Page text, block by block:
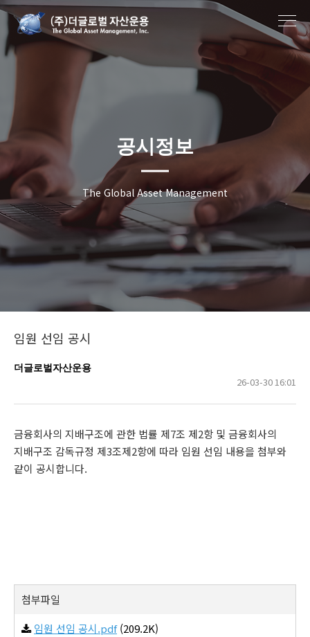
공시정보
The Global Asset Management
임원 선임 공시
더글로벌자산운용
26-03-30 16:01
금융회사의 지배구조에 관한 법률 제7조 제2항 및 금융회사의
지배구조 감독규정 제3조제2항에 따라 임원 선임 내용을 첨부와
같이 공시합니다.
첨부파일
임원 선임 공시.pdf(209.2K)